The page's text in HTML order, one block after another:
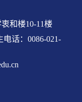
和楼10-11楼
话：0086-021-